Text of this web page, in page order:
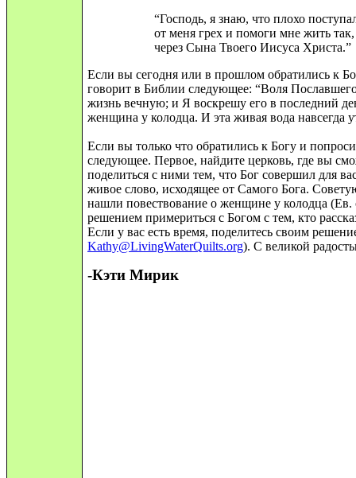
“Господь, я знаю, что плохо
от меня грех и помоги мне жить
через Сына Твоего Иисуса Христа.”
Если вы сегодня или в прошлом обратились к
говорит в Библии следующее: “Воля
жизнь вечную; и Я воскрешу его в последний
женщина у колодца. И эта живая вода навсегда
Если вы только что обратились к Богу и
следующее. Первое, найдите церковь, где вы
поделиться с ними тем, что Бог совершил для
живое слово, исходящее от Самого Бога.
нашли повествование о женщине у колодца
решением примериться с Богом с тем, кто
Если у вас есть время, поделитесь своим
Kathy@LivingWaterQuilts.org). С великой
-Кэти Мирик